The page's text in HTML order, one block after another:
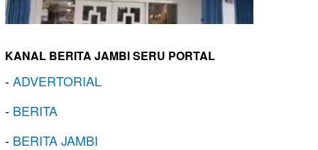
KANAL BERITA JAMBI SERU PORTAL
-ADVERTORIAL
- BERITA
- BERITA JAMBI